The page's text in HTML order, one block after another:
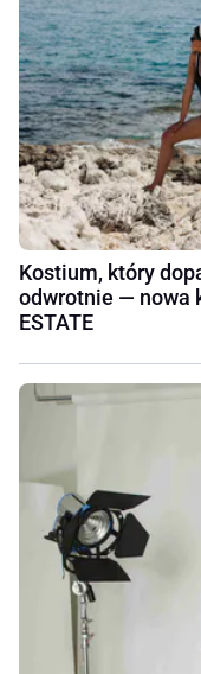
Kostium, który
odwrotnie — nowa
ESTATE